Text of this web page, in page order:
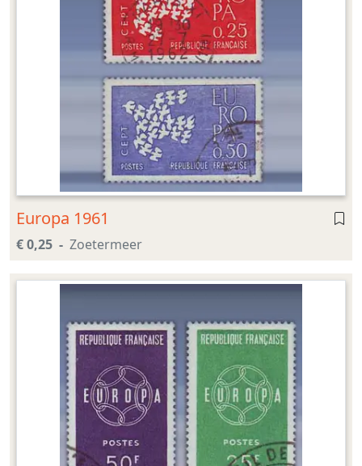
Europa 1961
€ 0,25 Zoetermeer